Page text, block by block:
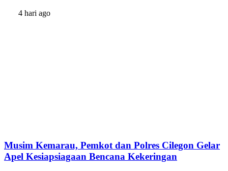
4 hari ago
Musim Kemarau, Pemkot dan Polres Cilegon Gelar
Apel Kesiapsiagaan Bencana Kekeringan